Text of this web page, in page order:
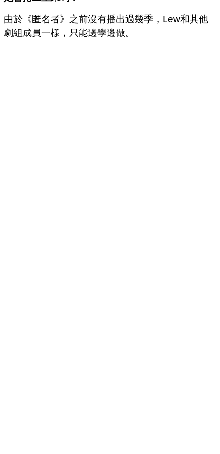
由於《匿名者》之前沒有播出過幾季，Lew和其他
劇組成員一樣，只能邊學邊做。